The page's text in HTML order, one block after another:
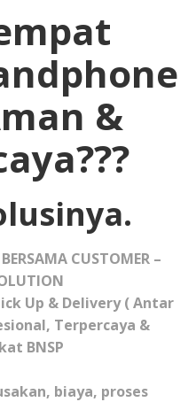
&
CUSTOMER –
Up & Delivery ( Antar
Terpercaya &
BNSP
biaya, proses